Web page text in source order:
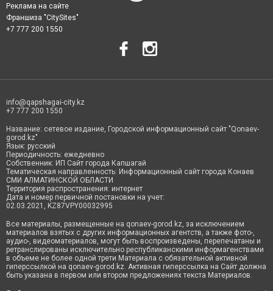
Реклама на сайте
Франшиза "CitySites"
+7 777 200 1550
info@qapshagai-city.kz
+7 777 200 1550
Название: сетевое издание, Городской информационный сайт "Qonaev-
gorod.kz"
Язык: русский
Периодичность: ежедневно
Собственник: ИП Сайт города Капшагай
Тематическая направленность: Информационный сайт города Конаев
СМИ АЛМАТИНСКОЙ ОБЛАСТИ
Территория распространения: интернет
Дата и номер первичной постановки на учет:
02.03.2021, KZ87VPY00032995
Все материалы, размещенные на qonaev-gorod.kz, за исключением
материалов взятых с других информационных агентств, а также фото-,
аудио-, видеоматериалов, могут быть воспроизведены, перепечатаны и
ретранслированы исключительно республиканскими информагенствами
в объеме не более одной трети Материала с обязательной активной
гиперссылкой на qonaev-gorod.kz. Активная гиперссылка на Сайт должна
быть указана в первом или втором предложениях текста Материалов.